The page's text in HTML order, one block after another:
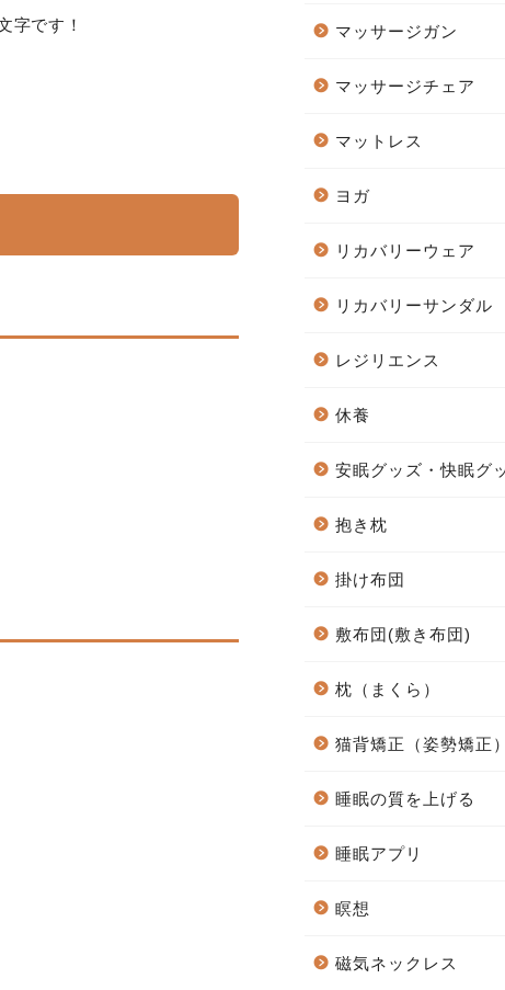
字です！ マッサージガン
マッサージチェア
マットレス
ヨガ
リカバリーウェア
リカバリーサンダル
レジリエンス
休養
安眠グッズ・快眠グ
抱き枕
掛け布団
敷布団(敷き布団)
枕（まくら）
猫背矯正（姿勢矯正）
睡眠の質を上げる
睡眠アプリ
瞑想
磁気ネックレス